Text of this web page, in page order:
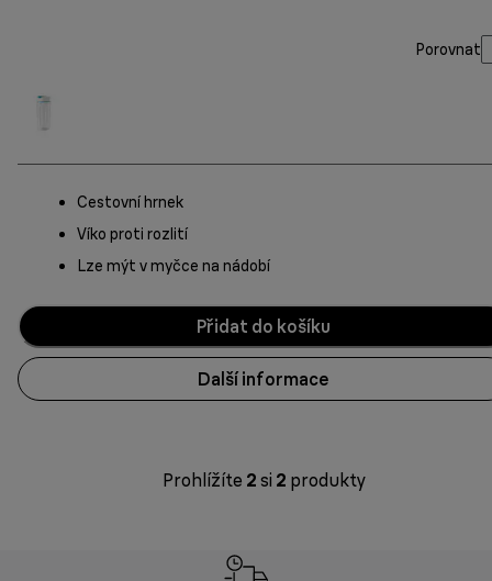
Porovnat
Cestovní hrnek
Víko proti rozlití
Lze mýt v myčce na nádobí
Přidat do košíku
Další informace
Prohlížíte 2 si 2 produkty